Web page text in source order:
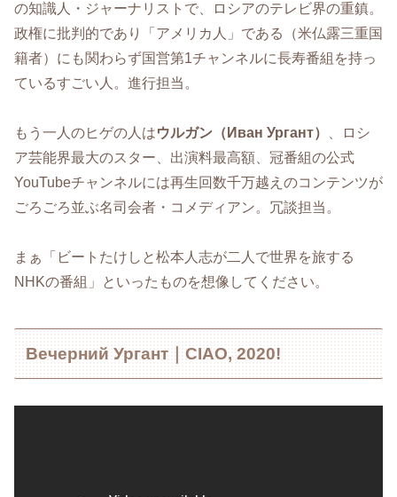
の知識人・ジャーナリストで、ロシアのテレビ界の重鎮。
政権に批判的であり「アメリカ人」である（米仏露三重国
籍者）にも関わらず国営第1チャンネルに長寿番組を持っ
ているすごい人。進行担当。
もう一人のヒゲの人はウルガン（Иван Ургант）
、ロシ
ア芸能界最大のスター、出演料最高額、冠番組の公式
YouTubeチャンネルには再生回数千万越えのコンテンツが
ごろごろ並ぶ名司会者・コメディアン。冗談担当。
まぁ「ビートたけしと松本人志が二人で世界を旅する
NHKの番組」といったものを想像してください。
Вечерний Ургант｜CIAO, 2020!